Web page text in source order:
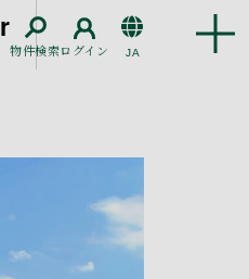
物件検索ログイン
CN